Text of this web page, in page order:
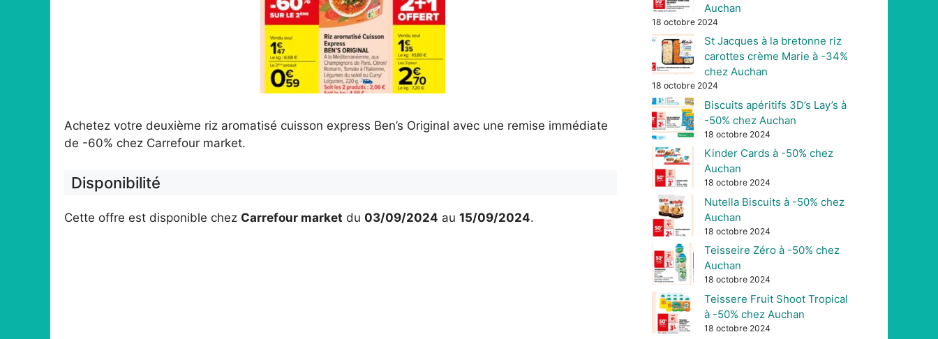
Achetez votre deuxième riz aromatisé cuisson express Ben’s Original avec une remise immédiate
de -60% chez Carrefour market.
Disponibilité
Cette offre est disponible chez Carrefour market du 03/09/2024 au 15/09/2024.
Auchan
18 octobre 2024
St Jacques à la bretonne riz
carottes crème Marie à -34%
chez Auchan
18 octobre 2024
Biscuits apéritifs 3D’s Lay’s à
-50% chez Auchan
18 octobre 2024
Kinder Cards à -50% chez
Auchan
18 octobre 2024
Nutella Biscuits à -50% chez
Auchan
18 octobre 2024
Teisseire Zéro à -50% chez
Auchan
18 octobre 2024
Teissere Fruit Shoot Tropical
à -50% chez Auchan
18 octobre 2024